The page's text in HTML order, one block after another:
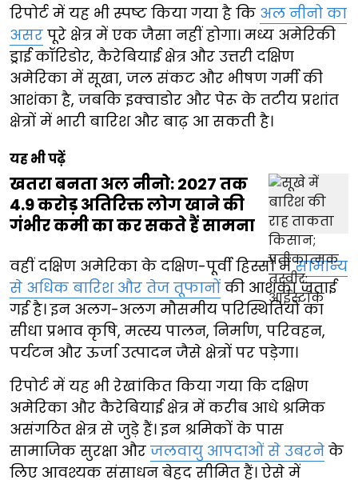
रिपोर्ट में यह भी स्पष्ट किया गया है कि अल नीनो का
असर पूरे क्षेत्र में एक जैसा नहीं होगा। मध्य अमेरिकी
ड्राई कॉरिडोर, कैरेबियाई क्षेत्र और उत्तरी दक्षिण
अमेरिका में सूखा, जल संकट और भीषण गर्मी की
आशंका है, जबकि इक्वाडोर और पेरू के तटीय प्रशांत
क्षेत्रों में भारी बारिश और बाढ़ आ सकती है।
यह भी पढ़ें
खतरा बनता अल नीनो: 2027 तक
4.9 करोड़ अतिरिक्त लोग खाने की
गंभीर कमी का कर सकते हैं सामना
वहीं दक्षिण अमेरिका के दक्षिण-पूर्वी हिस्सों मेंसामान्य
से अधिक बारिश और तेज तूफानों की आशंका जताई
गई है। इन अलग-अलग मौसमीय परिस्थितियों का
सीधा प्रभाव कृषि, मत्स्य पालन, निर्माण, परिवहन,
पर्यटन और ऊर्जा उत्पादन जैसे क्षेत्रों पर पड़ेगा।
रिपोर्ट में यह भी रेखांकित किया गया कि दक्षिण
अमेरिका और कैरेबियाई क्षेत्र में करीब आधे श्रमिक
असंगठित क्षेत्र से जुड़े हैं। इन श्रमिकों के पास
सामाजिक सुरक्षा और जलवायु आपदाओं से उबरने के
लिए आवश्यक संसाधन बेहद सीमित हैं। ऐसे में